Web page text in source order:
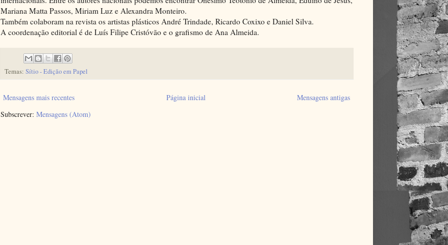
Mariana Matta Passos, Miriam Luz e Alexandra Monteiro.
Também colaboram na revista os artistas plásticos André Trindade, Ricardo Coxixo e Daniel Silva.
A coordenação editorial é de Luís Filipe Cristóvão e o grafismo de Ana Almeida.
Temas: Sítio - Edição em Papel
Mensagens mais recentes Mensagens antigas
Página inicial
Subscrever: Mensagens (Atom)